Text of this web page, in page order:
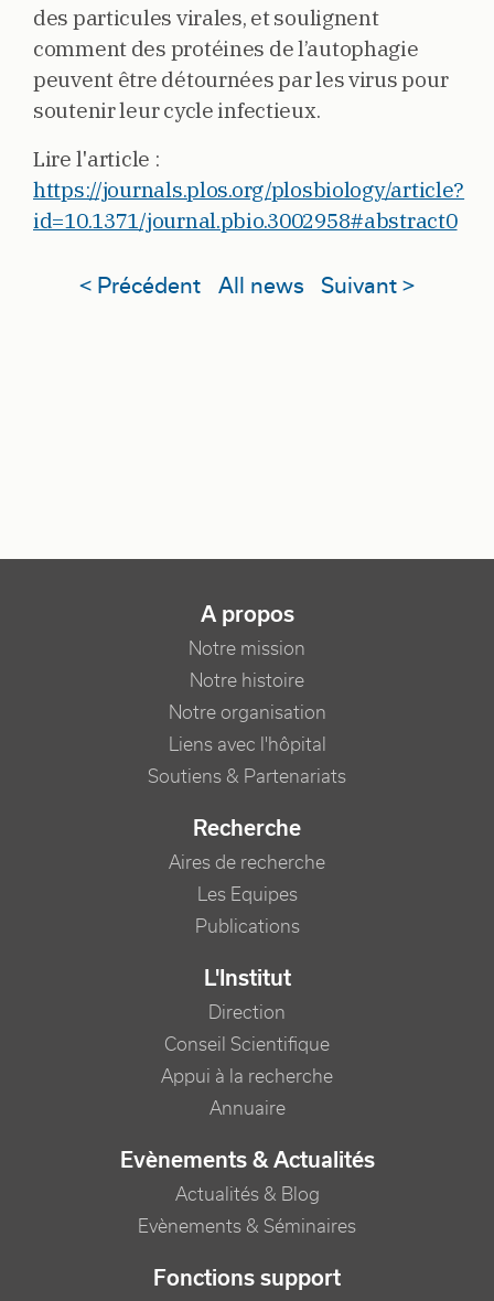
des particules virales, et soulignent
comment des protéines de l’autophagie
peuvent être détournées par les virus pour
soutenir leur cycle infectieux.
Lire l'article :
https://journals.plos.org/plosbiology/article?
id=10.1371/journal.pbio.3002958#abstract0
< Précédent All news Suivant >
NAVIGATION PRINCIPALE
A propos
Notre mission
Notre histoire
Notre organisation
Liens avec l'hôpital
Soutiens & Partenariats
Recherche
Aires de recherche
Les Equipes
Publications
L'Institut
Direction
Conseil Scientifique
Appui à la recherche
Annuaire
Evènements & Actualités
Actualités & Blog
Evènements & Séminaires
Fonctions support